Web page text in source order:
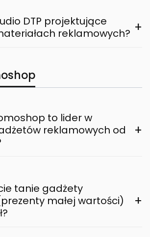
DTP projektujące
reklamowych? +
to lider w
reklamowych od
+
tanie gadżety
małej wartości)
+